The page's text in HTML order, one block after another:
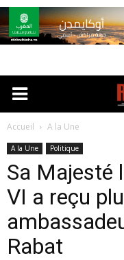
Accueil A la Une
A la Une Politique
Sa Majesté
VI a reçu
Rabat